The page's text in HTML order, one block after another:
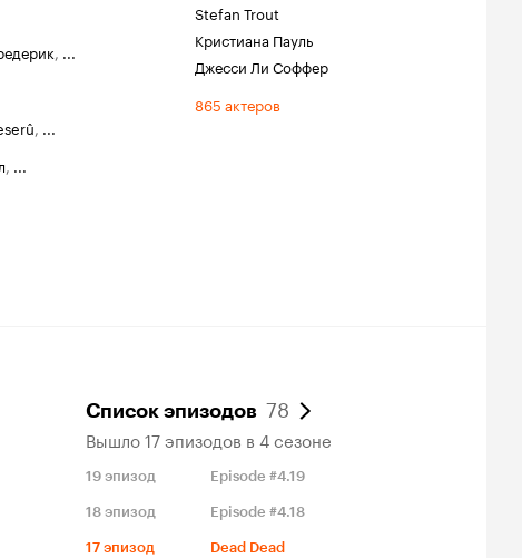
, ...
, ...
, ...
Stefan Trout
Кристиана Пауль
Джесси Ли Соффер
865 актеров
Список эпизодов 78
Вышло 17 эпизодов в 4 сезоне
19 эпизод Episode #4.19
18 эпизод Episode #4.18
17 эпизод Dead Dead